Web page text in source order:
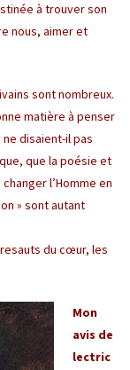
à trouver son
nous, aimer et
sont nombreux.
matière à penser
disaient-il pas
que la poésie et
l’Homme en
» sont autant
du cœur, les
Mon
avis de
lectric